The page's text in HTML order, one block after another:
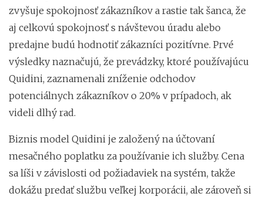
zvyšuje spokojnosť zákazníkov a rastie tak šanca, že
aj celkovú spokojnosť s návštevou úradu alebo
predajne budú hodnotiť zákazníci pozitívne. Prvé
výsledky naznačujú, že prevádzky, ktoré používajúcu
Quidini, zaznamenali zníženie odchodov
potenciálnych zákazníkov o 20% v prípadoch, ak
videli dlhý rad.
Biznis model Quidini je založený na účtovaní
mesačného poplatku za používanie ich služby. Cena
sa líši v závislosti od požiadaviek na systém, takže
dokážu predať službu veľkej korporácii, ale zároveň si